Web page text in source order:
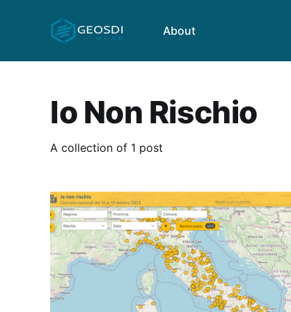
About
Io Non Rischio
A collection of 1 post